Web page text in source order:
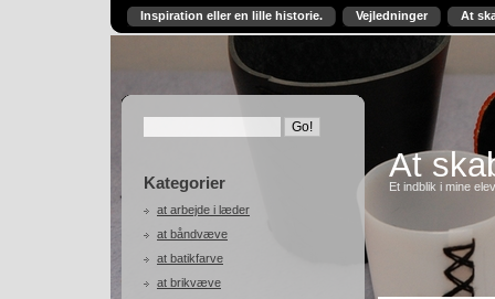
Inspiration eller en lille historie. Vejledninger At
Kategorier
at arbejde i læder
at båndvæve
at batikfarve
at brikvæve
At
Et indblik i mine